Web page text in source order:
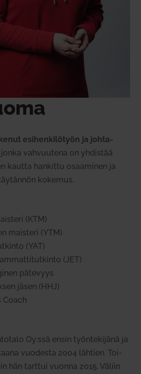
esi­hen­ki­lötyön ja joh­ta­
jonka vah­vuutena on yhdistää
kautta han­kittu osaa­minen ja
kokemus.
(KTM)
maisteri (YTM)
(YAT)
(JET)
pätevyys
jäsen (HHJ)
Coach
Oy:ssä ensin työn­te­kijänä ja
vuo­desta 2004 lähtien. Toi­
hän tarttui vuonna 2015. Väliin